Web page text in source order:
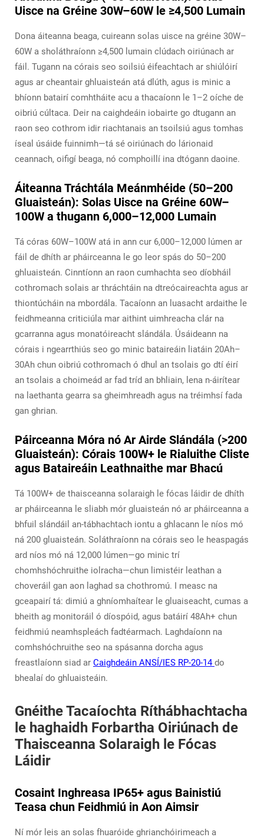
Uisce na Gréine 30W–60W le ≥4,500 Lumain
Dona áiteanna beaga, cuireann solas uisce na gréine 30W–
60W a sholáthraíonn ≥4,500 lumain clúdach oiriúnach ar
fáil. Tugann na córais seo soilsiú éifeachtach ar shiúlóirí
agus ar cheantair ghluaisteán atá dlúth, agus is minic a
bhíonn batairí comhtháite acu a thacaíonn le 1–2 oíche de
oibriú cúltaca. Deir na caighdeáin iobairte go dtugann an
raon seo cothrom idir riachtanais an tsoilsiú agus tomhas
íseal úsáide fuinnimh—tá sé oiriúnach do lárionaid
ceannach, oifigí beaga, nó comphoillí ina dtógann daoine.
Áiteanna Tráchtála Meánmhéide (50–200
Gluaisteán): Solas Uisce na Gréine 60W–
100W a thugann 6,000–12,000 Lumain
Tá córas 60W–100W atá in ann cur 6,000–12,000 lúmen ar
fáil de dhíth ar pháirceanna le go leor spás do 50–200
ghluaisteán. Cinntíonn an raon cumhachta seo díobháil
cothromach solais ar thráchtáin na dtreócaireachta agus ar
thiontúcháin na mbordála. Tacaíonn an luasacht ardaithe le
feidhmeanna criticiúla mar aithint uimhreacha clár na
gcarranna agus monatóireacht slándála. Úsáideann na
córais i ngearrthiús seo go minic bataireáin liatáin 20Ah–
30Ah chun oibriú cothromach ó dhul an tsolais go dtí éirí
an tsolais a choimeád ar fad tríd an bhliain, lena n-áirítear
na laethanta gearra sa gheimhreadh agus na tréimhsí fada
gan ghrian.
Páirceanna Móra nó Ar Airde Slándála (>200
Gluaisteán): Córais 100W+ le Rialuithe Cliste
agus Bataireáin Leathnaithe mar Bhacú
Tá 100W+ de thaisceanna solaraigh le fócas láidir de dhíth
ar pháirceanna le sliabh mór gluaisteán nó ar pháirceanna a
bhfuil slándáil an-tábhachtach iontu a ghlacann le níos mó
ná 200 gluaisteán. Soláthraíonn na córais seo le heaspagás
ard níos mó ná 12,000 lúmen—go minic trí
chomhshóchruithe iolracha—chun limistéir leathan a
choveráil gan aon laghad sa chothromú. I measc na
gceapairí tá: dimiú a ghníomhaítear le gluaiseacht, cumas a
bheith ag monitoráil ó díospóid, agus batáirí 48Ah+ chun
feidhmiú neamhspleách fadtéarmach. Laghdaíonn na
comhshóchruithe seo na spásanna dorcha agus
freastlaíonn siad ar Caighdeáin ANSÍ/IES RP-20-14do
bhealaí do ghluaisteáin.
Gnéithe Tacaíochta Ríthábhachtacha
le haghaidh Forbartha Oiriúnach de
Thaisceanna Solaraigh le Fócas
Láidir
Cosaint Inghreasa IP65+ agus Bainistiú
Teasa chun Feidhmiú in Aon Aimsir
Ní mór leis an solas fhuaróide ghrianchóirimeach a